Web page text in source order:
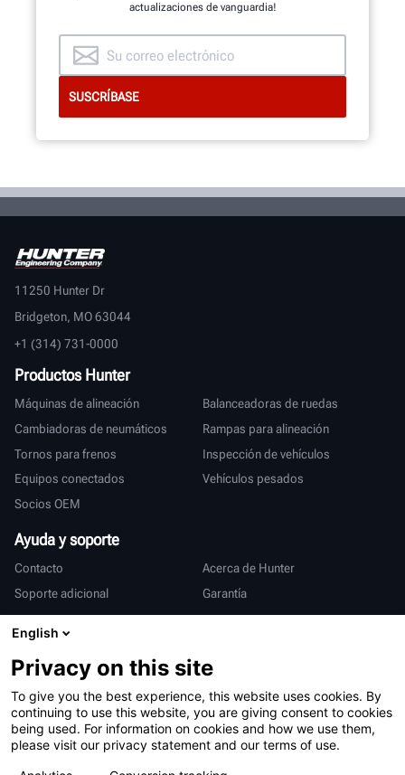
actualizaciones de vanguardia!
11250 Hunter Dr
Bridgeton, MO 63044
+1 (314) 731-0000
Productos Hunter
Máquinas de alineación
Balanceadoras de ruedas
Cambiadoras de neumáticos
Rampas para alineación
Tornos para frenos
Inspección de vehículos
Equipos conectados
Vehículos pesados
Socios OEM
Ayuda y soporte
Contacto
Acerca de Hunter
Soporte adicional
Garantía
Internacional
Ventas y servicio
English
Privacy on this site
To give you the best experience, this website uses cookies. By
continuing to use this website, you are giving consent to cookies
being used. For information on cookies and how we use them,
please visit our privacy statement and our terms of use.